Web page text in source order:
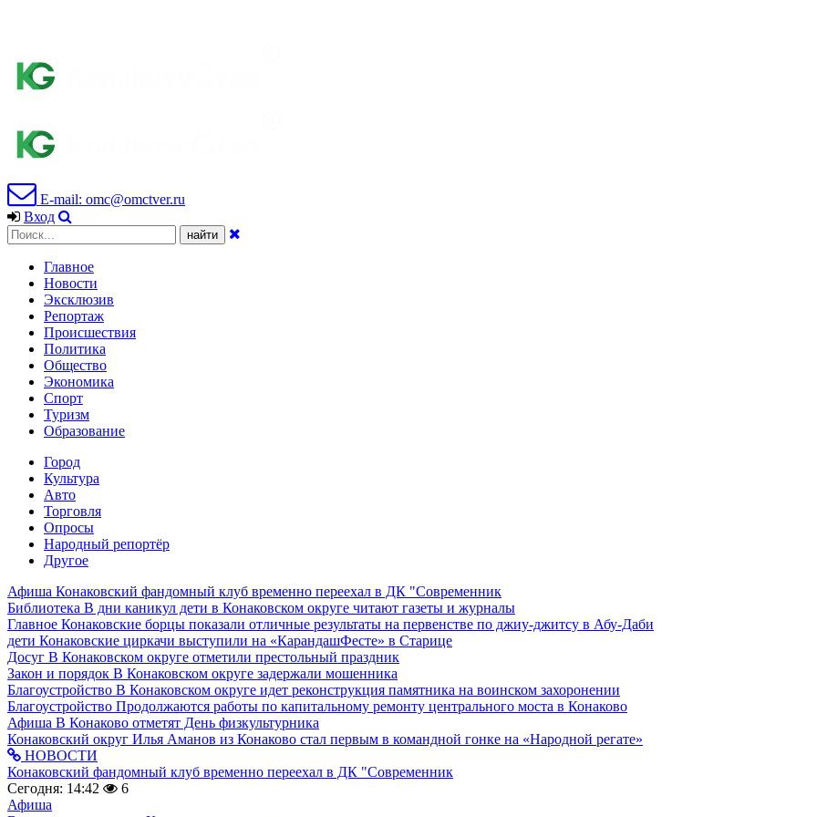
E-mail: omc@omctver.ru
Вход
Главное
Новости
Эксклюзив
Репортаж
Происшествия
Политика
Общество
Экономика
Спорт
Туризм
Образование
Город
Культура
Авто
Торговля
Опросы
Народный репортёр
Другое
Афиша Конаковский фандомный клуб временно переехал в ДК "Современник
Библиотека В дни каникул дети в Конаковском округе читают газеты и журналы
Главное Конаковские борцы показали отличные результаты на первенстве по джиу-джитсу в Абу-Даби
дети Конаковские циркачи выступили на «КарандашФесте» в Старице
Досуг В Конаковском округе отметили престольный праздник
Закон и порядок В Конаковском округе задержали мошенника
Благоустройство В Конаковском округе идет реконструкция памятника на воинском захоронении
Благоустройство Продолжаются работы по капитальному ремонту центрального моста в Конаково
Афиша В Конаково отметят День физкультурника
Конаковский округ Илья Аманов из Конаково стал первым в командной гонке на «Народной регате»
НОВОСТИ
Конаковский фандомный клуб временно переехал в ДК "Современник
Сегодня: 14:42
6
Афиша